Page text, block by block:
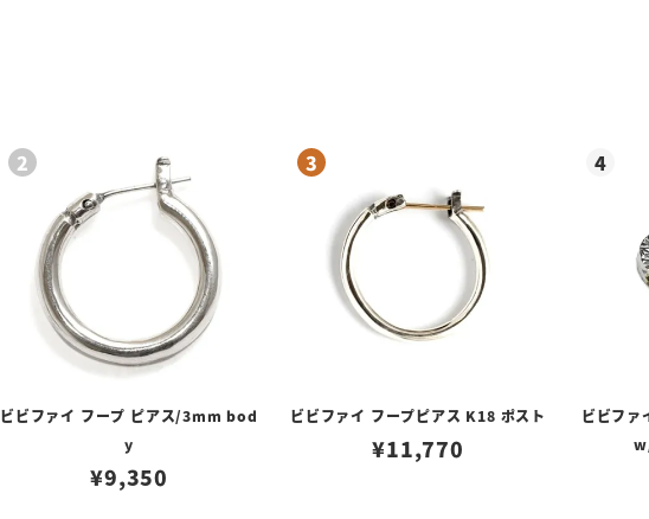
ビビファイ フープ ピアス/3mm bod
y
¥9,350
ビビファイ フープピアス K18 ポスト
¥11,770
ビビファ